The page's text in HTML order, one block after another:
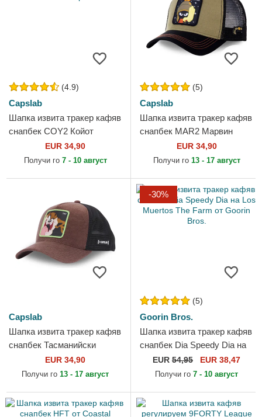
(4.9)
Capslab
Шапка извита тракер кафяв
снапбек COY2 Койот
Looney Tunes от Capslab
EUR 34,90
Получи го 7 - 10 август
(5)
Capslab
Шапка извита тракер кафяв
снапбек MAR2 Марвин
Марсианецът Looney Tunes
от Capslab
EUR 34,90
Получи го 13 - 17 август
Capslab
Шапка извита тракер кафяв
снапбек Тасманийски
дявол Looney Tunes от
Capslab
EUR 34,90
Получи го 13 - 17 август
-30%
(5)
Goorin Bros.
Шапка извита тракер кафяв
снапбек Dia Speedy Dia на
Los Muertos The Farm от
Goorin Bros.
EUR 54,95 EUR 38,47
Получи го 7 - 10 август